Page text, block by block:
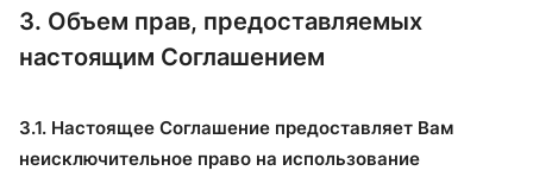
3. Объем прав, предоставляемых
настоящим Соглашением
3.1. Настоящее Соглашение предоставляет Вам
неисключительное право на использование